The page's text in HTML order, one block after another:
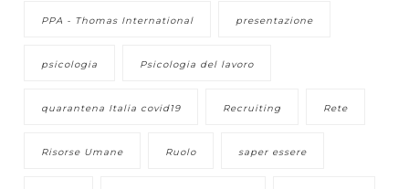
PPA - Thomas International presentazione
psicologia Psicologia del lavoro
quarantena Italia covid19 Recruiting Rete
Risorse Umane Ruolo saper essere